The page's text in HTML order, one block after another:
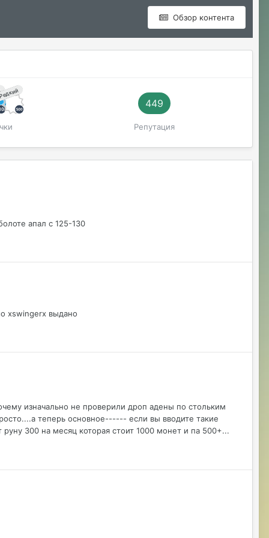
Обзор контента
449
Репутация
апал с 125-130
xswingerx выдано
изначально не проверили дроп адены по стольким
теперь основное------ если вы вводите такие
300 на месяц которая стоит 1000 монет и па 500+...